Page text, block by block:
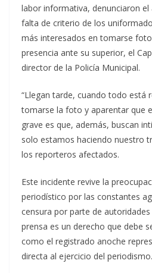
labor informativa, denunciaron
falta de criterio de los
más interesados en tomarse
presencia ante su superior, el
director de la Policía Municipal.
“Llegan tarde, cuando todo está
tomarse la foto y aparentar que
grave es que, además, buscan
solo estamos haciendo nuestro
los reporteros afectados.
Este incidente revive la
periodístico por las constantes
censura por parte de
prensa es un derecho que debe
como el registrado anoche
directa al ejercicio del periodismo.